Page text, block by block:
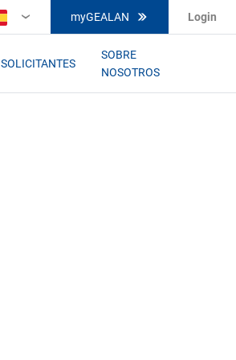
myGEALAN Login
SOLICITANTES
SOBRE
NOSOTROS